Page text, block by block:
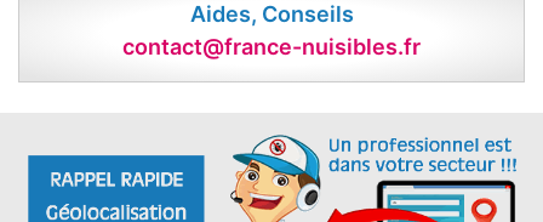
Aides, Conseils
contact@france-nuisibles.fr